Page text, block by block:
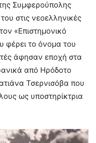
Συμφερούπολης
στις νεοελληνικές
«Επιστημονικό
φέρει το όνομα του
άφησαν εποχή στα
από Ηρόδοτο
Τσερνισόβα που
ως υποστηρίκτρια